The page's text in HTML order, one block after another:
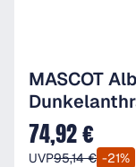
MASCOT
Verkaufspreis:
74,92 €
UVP95,14 € -21%